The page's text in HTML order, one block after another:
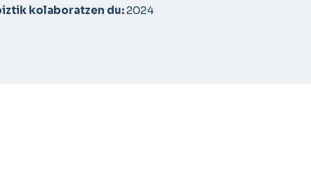
kolaboratzen du:2024